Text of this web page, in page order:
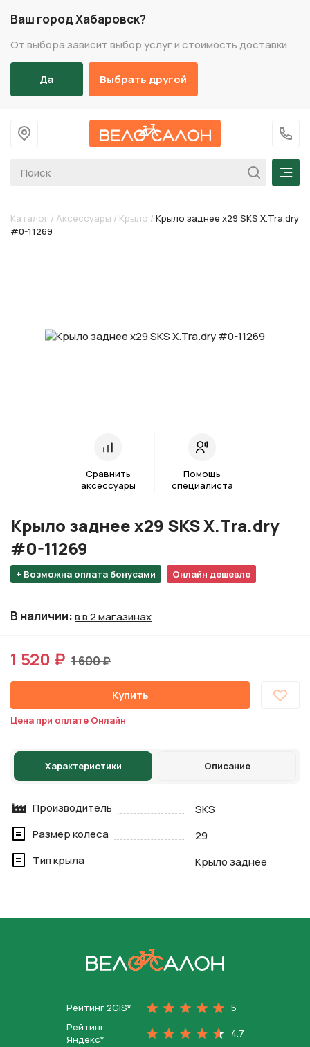
Ваш город Хабаровск?
От выбора зависит выбор услуг и стоимость доставки
Да Выбрать другой
На главную
+7
Каталог / Аксессуары / Крыло / Крыло заднее х29 SKS X.Tra.dry
#0-11269
Сравнить
аксессуары
Помощь
специалиста
+ Возможна оплата бонусами Онлайн дешевле
Крыло заднее х29 SKS X.Tra.dry
#0-11269
В наличии:в в 2 магазинах
1 520 ₽ 1 600 ₽
Купить
Цена при оплате Онлайн
Характеристики Описание
Производитель
SKS
Размер колеса
29
Тип крыла
Крыло заднее
Рейтинг 2GIS*
5
Рейтинг
Яндекс*
4.7